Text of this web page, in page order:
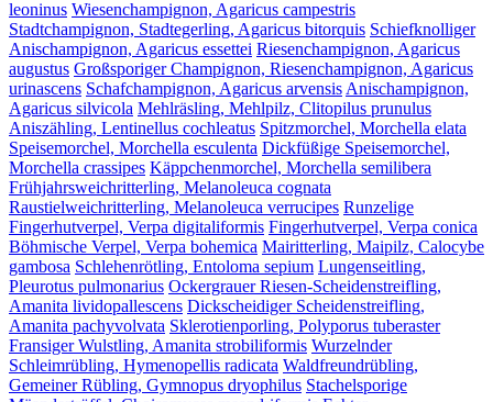
leoninus Wiesenchampignon, Agaricus campestris
Stadtchampignon, Stadtegerling, Agaricus bitorquis Schiefknolliger
Anischampignon, Agaricus essettei Riesenchampignon, Agaricus
augustus Großsporiger Champignon, Riesenchampignon, Agaricus
urinascens Schafchampignon, Agaricus arvensisAnischampignon,
Agaricus silvicola Mehlräsling, Mehlpilz, Clitopilus prunulus
Aniszähling, Lentinellus cochleatus Spitzmorchel, Morchella elata
Speisemorchel, Morchella esculenta Dickfüßige Speisemorchel,
Morchella crassipes Käppchenmorchel, Morchella semilibera
Frühjahrsweichritterling, Melanoleuca cognata
Raustielweichritterling, Melanoleuca verrucipes Runzelige
Fingerhutverpel, Verpa digitaliformis Fingerhutverpel, Verpa conica
Böhmische Verpel, Verpa bohemica Mairitterling, Maipilz, Calocybe
gambosa Schlehenrötling, Entoloma sepium Lungenseitling,
Pleurotus pulmonarius Ockergrauer Riesen-Scheidenstreifling,
Amanita lividopallescens Dickscheidiger Scheidenstreifling,
Amanita pachyvolvata Sklerotienporling, Polyporus tuberaster
Fransiger Wulstling, Amanita strobiliformis Wurzelnder
Schleimrübling, Hymenopellis radicata Waldfreundrübling,
Gemeiner Rübling, Gymnopus dryophilus Stachelsporige